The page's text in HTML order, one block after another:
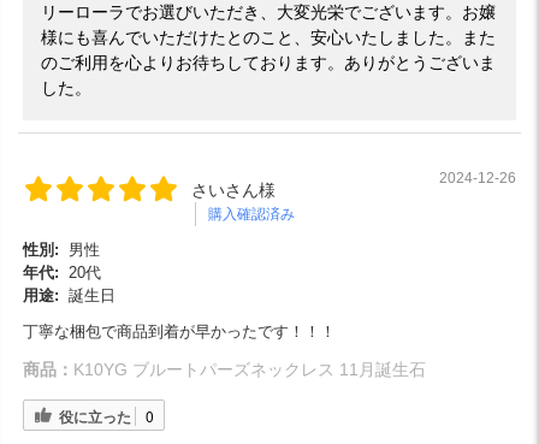
リーローラでお選びいただき、大変光栄でございます。お嬢
様にも喜んでいただけたとのこと、安心いたしました。また
のご利用を心よりお待ちしております。ありがとうございま
した。
さいさん様
購入確認済み
2024-12-26
性別:
男性
年代:
20代
用途: 誕生日
丁寧な梱包で商品到着が早かったです！！！
商品： K10YG ブルートパーズネックレス 11月誕生石
役に立った 0